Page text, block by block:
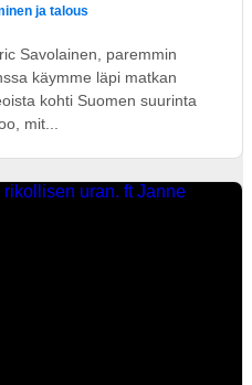
ja talous
Savolainen, paremmin
käymme läpi matkan
kohti Suomen suurinta
mit...